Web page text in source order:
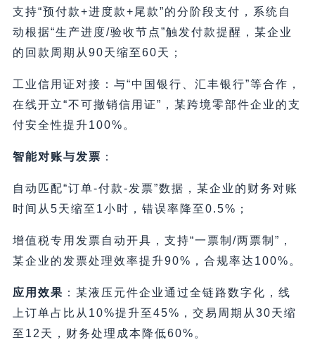
支持“预付款+进度款+尾款”的分阶段支付，系统自
动根据“生产进度/验收节点”触发付款提醒，某企业
的回款周期从90天缩至60天；
工业信用证对接：与“中国银行、汇丰银行”等合作，
在线开立“不可撤销信用证”，某跨境零部件企业的支
付安全性提升100%。
智能对账与发票 ：
自动匹配“订单-付款-发票”数据，某企业的财务对账
时间从5天缩至1小时，错误率降至0.5%；
增值税专用发票自动开具，支持“一票制/两票制”，
某企业的发票处理效率提升90%，合规率达100%。
应用效果 ：某液压元件企业通过全链路数字化，线
上订单占比从10%提升至45%，交易周期从30天缩
至12天，财务处理成本降低60%。